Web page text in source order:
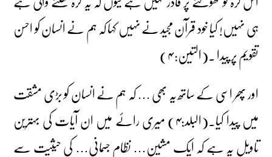
ہی نہیں! کیا خود قرآن مجید نے نہیں کہا کہ ہم نے انسان کو احسن
تقویم پر پیدا ۔(التین: ۴)
اور پھر اسی کے ساتھ یہ بھی … کہ ہم نے انسان کو بڑی مشقت
میں پیدا کیا۔(البلد:۴) میری رائے میں ان آیات کی بہترین
تاویل یہ ہے کہ ایک مشین… نظام جسمانی… کی حیثیت سے